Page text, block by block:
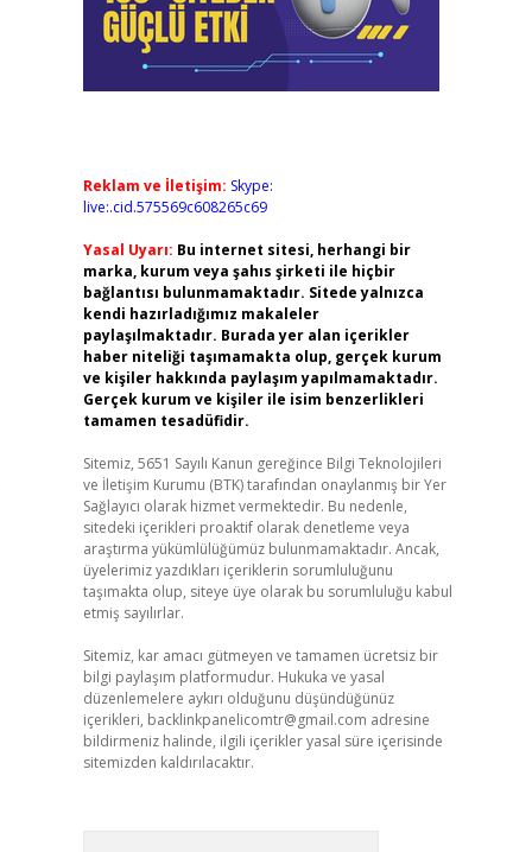
Reklam ve İletişim: Skype:
live:.cid.575569c608265c69
Yasal Uyarı: Bu internet sitesi, herhangi bir
marka, kurum veya şahıs şirketi ile hiçbir
bağlantısı bulunmamaktadır. Sitede yalnızca
kendi hazırladığımız makaleler
paylaşılmaktadır. Burada yer alan içerikler
haber niteliği taşımamakta olup, gerçek kurum
ve kişiler hakkında paylaşım yapılmamaktadır.
Gerçek kurum ve kişiler ile isim benzerlikleri
tamamen tesadüfidir.
Sitemiz, 5651 Sayılı Kanun gereğince Bilgi Teknolojileri
ve İletişim Kurumu (BTK) tarafından onaylanmış bir Yer
Sağlayıcı olarak hizmet vermektedir. Bu nedenle,
sitedeki içerikleri proaktif olarak denetleme veya
araştırma yükümlülüğümüz bulunmamaktadır. Ancak,
üyelerimiz yazdıkları içeriklerin sorumluluğunu
taşımakta olup, siteye üye olarak bu sorumluluğu kabul
etmiş sayılırlar.
Sitemiz, kar amacı gütmeyen ve tamamen ücretsiz bir
bilgi paylaşım platformudur. Hukuka ve yasal
düzenlemelere aykırı olduğunu düşündüğünüz
içerikleri, backlinkpanelicomtr@gmail.com adresine
bildirmeniz halinde, ilgili içerikler yasal süre içerisinde
sitemizden kaldırılacaktır.